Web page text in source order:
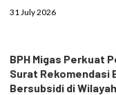
31 July 2026
BPH Migas Perkuat
Surat Rekomendasi
Bersubsidi di